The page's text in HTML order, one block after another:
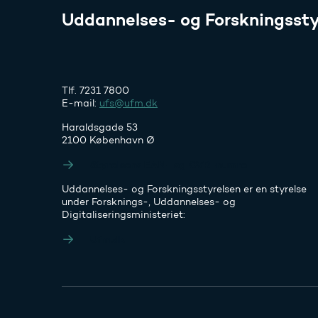
Uddannelses- og
Tlf. 7231 7800
E-mail: ufs@ufm.dk
Haraldsgade 53
2100 København Ø
Uddannelses- og Forskningsstyrelsen er en styrelse
under Forsknings-, Uddannelses- og
Digitaliseringsministeriet: